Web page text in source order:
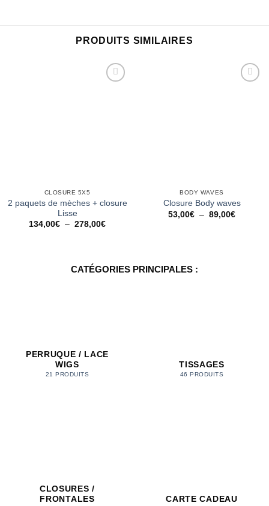
PRODUITS SIMILAIRES
CLOSURE 5X5
2 paquets de mèches + closure
Lisse
134,00€ – 278,00€Plage
BODY WAVES
Closure Body waves
53,00€ – 89,00€Plage
CATÉGORIES PRINCIPALES :
PERRUQUE / LACE
WIGS
21 PRODUITS
TISSAGES
46 PRODUITS
CLOSURES /
FRONTALES
CARTE CADEAU